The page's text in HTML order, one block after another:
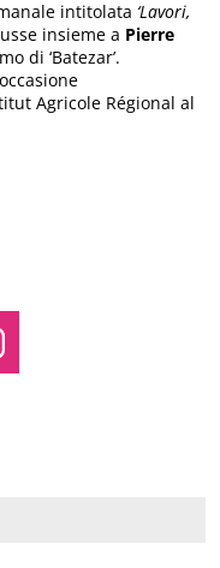
intitolata ‘Lavori,
insieme a Pierre
di ‘Batezar’.
Agricole Régional al